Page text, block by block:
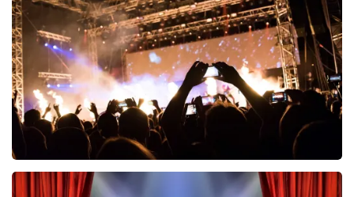
546laatste 30 minuten
BESTEL NU
Don Omar